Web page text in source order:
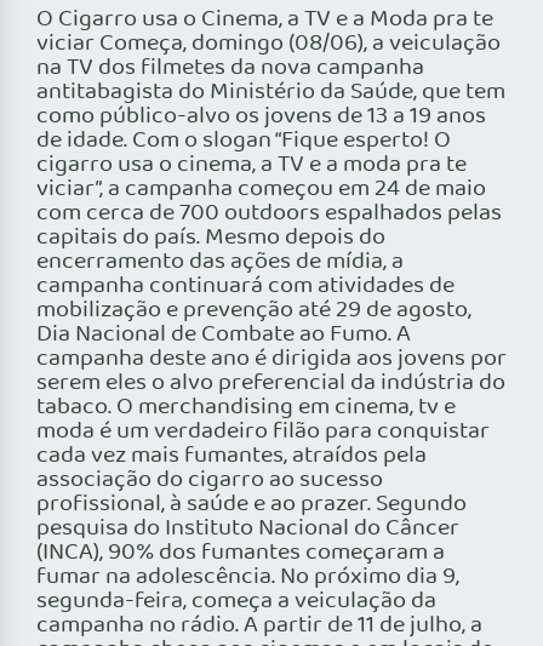
O Cigarro usa o Cinema, a TV e a Moda pra te
viciar Começa, domingo (08/06), a veiculação
na TV dos filmetes da nova campanha
antitabagista do Ministério da Saúde, que tem
como público-alvo os jovens de 13 a 19 anos
de idade. Com o slogan “Fique esperto! O
cigarro usa o cinema, a TV e a moda pra te
viciar”, a campanha começou em 24 de maio
com cerca de 700 outdoors espalhados pelas
capitais do país. Mesmo depois do
encerramento das ações de mídia, a
campanha continuará com atividades de
mobilização e prevenção até 29 de agosto,
Dia Nacional de Combate ao Fumo. A
campanha deste ano é dirigida aos jovens por
serem eles o alvo preferencial da indústria do
tabaco. O merchandising em cinema, tv e
moda é um verdadeiro filão para conquistar
cada vez mais fumantes, atraídos pela
associação do cigarro ao sucesso
profissional, à saúde e ao prazer. Segundo
pesquisa do Instituto Nacional do Câncer
(INCA), 90% dos fumantes começaram a
fumar na adolescência. No próximo dia 9,
segunda-feira, começa a veiculação da
campanha no rádio. A partir de 11 de julho, a